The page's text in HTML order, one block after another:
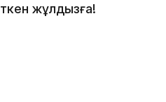
жұлдызға!